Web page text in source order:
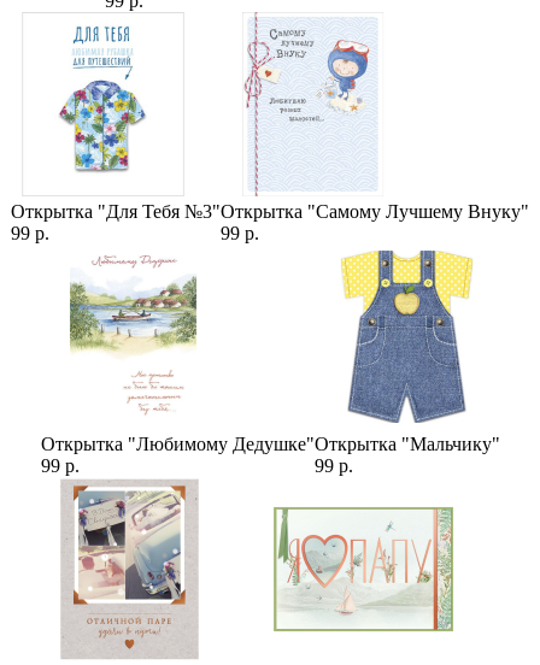
Открытка "Для Тебя №3"
99 р.
Открытка "Самому Лучшему Внуку"
99 р.
Открытка "Любимому Дедушке"
99 р.
Открытка "Мальчику"
99 р.